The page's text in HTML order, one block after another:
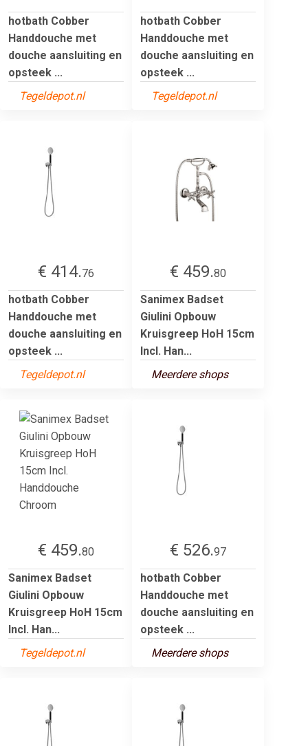
hotbath Cobber
Handdouche met
douche aansluiting en
opsteek ...
Tegeldepot.nl
hotbath Cobber
Handdouche met
douche aansluiting en
opsteek ...
Tegeldepot.nl
€ 414.76
hotbath Cobber
Handdouche met
douche aansluiting en
opsteek ...
Tegeldepot.nl
€ 459.80
Sanimex Badset
Giulini Opbouw
Kruisgreep HoH 15cm
Incl. Han...
Meerdere shops
€ 459.80
Sanimex Badset
Giulini Opbouw
Kruisgreep HoH 15cm
Incl. Han...
Tegeldepot.nl
€ 526.97
hotbath Cobber
Handdouche met
douche aansluiting en
opsteek ...
Meerdere shops